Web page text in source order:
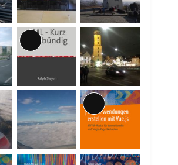
Lange
Beschreibung
Lange
Beschreibung